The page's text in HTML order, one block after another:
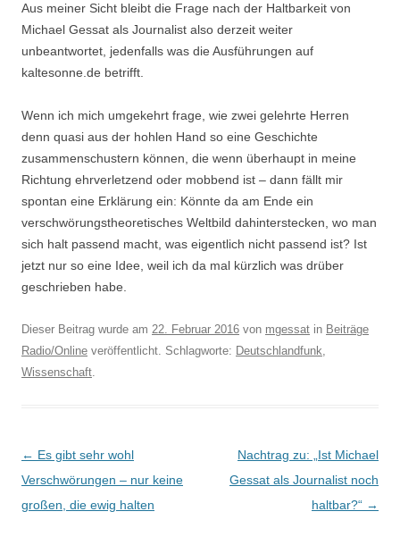
Aus meiner Sicht bleibt die Frage nach der Haltbarkeit von
Michael Gessat als Journalist also derzeit weiter
unbeantwortet, jedenfalls was die Ausführungen auf
kaltesonne.de betrifft.
Wenn ich mich umgekehrt frage, wie zwei gelehrte Herren
denn quasi aus der hohlen Hand so eine Geschichte
zusammenschustern können, die wenn überhaupt in meine
Richtung ehrverletzend oder mobbend ist – dann fällt mir
spontan eine Erklärung ein: Könnte da am Ende ein
verschwörungstheoretisches Weltbild dahinterstecken, wo man
sich halt passend macht, was eigentlich nicht passend ist? Ist
jetzt nur so eine Idee, weil ich da mal kürzlich was drüber
geschrieben habe.
Dieser Beitrag wurde am 22. Februar 2016 von mgessat in Beiträge
Radio/Online veröffentlicht. Schlagworte: Deutschlandfunk,
Wissenschaft.
Beitragsnavigation
← Es gibt sehr wohl
Verschwörungen – nur keine
großen, die ewig halten
Nachtrag zu: „Ist Michael
Gessat als Journalist noch
haltbar?“ →